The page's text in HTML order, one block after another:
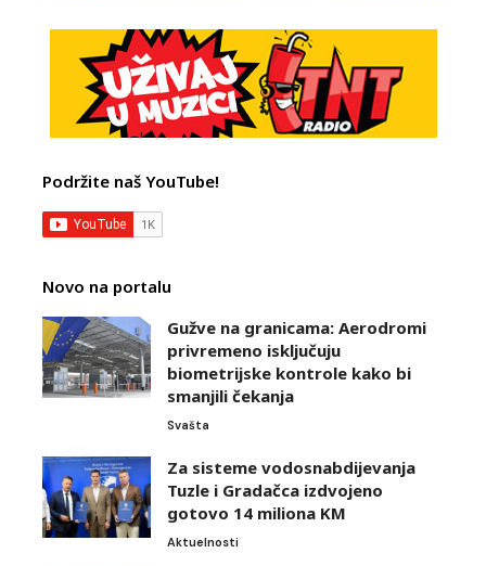
Podržite naš YouTube!
Novo na portalu
Gužve na granicama: Aerodromi
privremeno isključuju
biometrijske kontrole kako bi
smanjili čekanja
Svašta
Za sisteme vodosnabdijevanja
Tuzle i Gradačca izdvojeno
gotovo 14 miliona KM
Aktuelnosti